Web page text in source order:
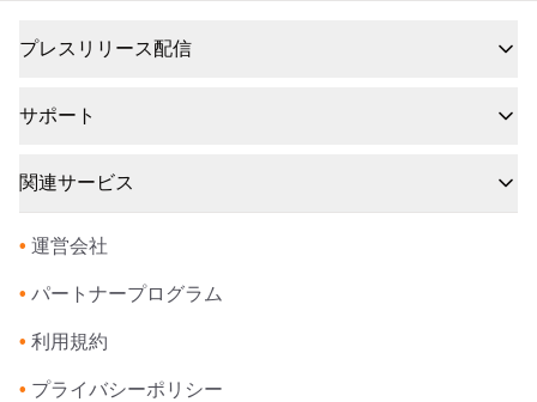
プレスリリース配信
サポート
関連サービス
• 運営会社
• パートナープログラム
• 利用規約
• プライバシーポリシー